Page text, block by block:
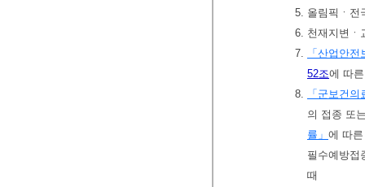
5. 올림픽ㆍ전
6. 천재지변ㆍ
7.
「산업안
52조에 따
8.
「군보건
의 접종 또
률」 에 따
필수예방접
때